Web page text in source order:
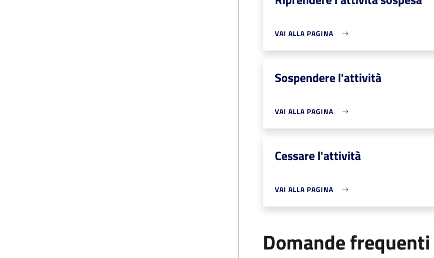
VAI ALLA PAGINA
Sospendere l'attività
VAI ALLA PAGINA
Cessare l'attività
VAI ALLA PAGINA
Domande frequenti